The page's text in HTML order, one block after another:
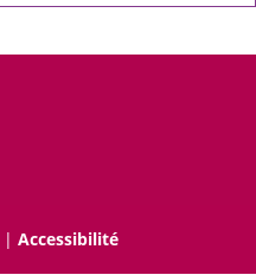
|Accessibilité